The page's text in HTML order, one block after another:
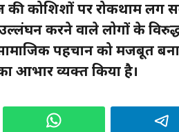
की कोशिशों पर रोकथाम लग
करने वाले लोगों के विरुद्ध
सामाजिक पहचान को मजबूत
आभार व्यक्त किया है।